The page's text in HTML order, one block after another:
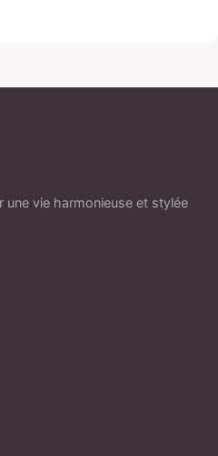
une vie harmonieuse et stylée